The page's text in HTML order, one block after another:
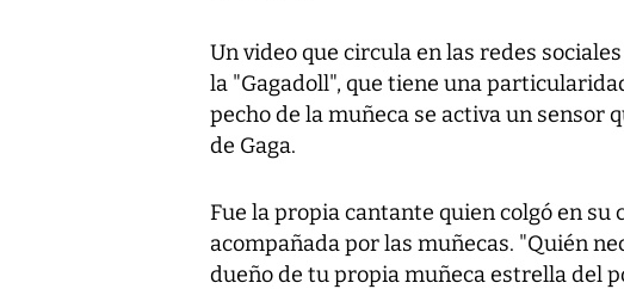
Un video que circula en las redes
la "Gagadoll", que tiene una
pecho de la muñeca se activa un sensor
de Gaga.
Fue la propia cantante quien colgó en
acompañada por las muñecas. "Quién
dueño de tu propia muñeca estrella del